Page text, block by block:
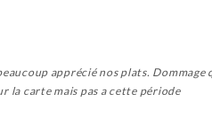
apprécié nos plats.
la carte mais pas a cette période